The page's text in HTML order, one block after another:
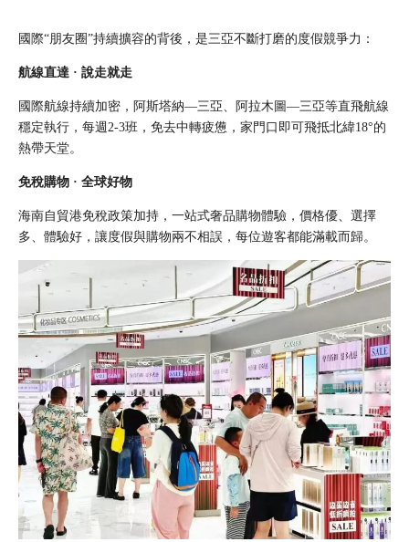
國際“朋友圈”持續擴容的背後，是三亞不斷打磨的度假競爭力：
航線直達 · 說走就走
國際航線持續加密，阿斯塔納—三亞、阿拉木圖—三亞等直飛航線
穩定執行，每週2-3班，免去中轉疲憊，家門口即可飛抵北緯18°的
熱帶天堂。
免稅購物 · 全球好物
海南自貿港免稅政策加持，一站式奢品購物體驗，價格優、選擇
多、體驗好，讓度假與購物兩不相誤，每位遊客都能滿載而歸。